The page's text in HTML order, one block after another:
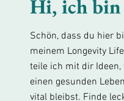
Hi, ich
Schön, dass du hier
meinem Longevity
teile ich mit dir
einen gesunden
vital bleibst. Finde